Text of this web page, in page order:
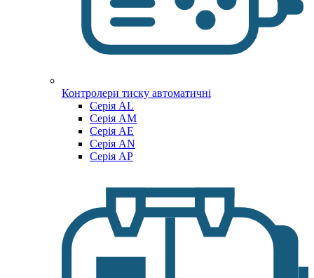
Контролери тиску автоматичні
Cерія AL
Cерія AM
Серія AE
Серія AN
Серія AP